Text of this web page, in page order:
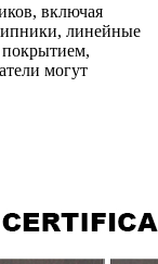
включая
линейные
могут